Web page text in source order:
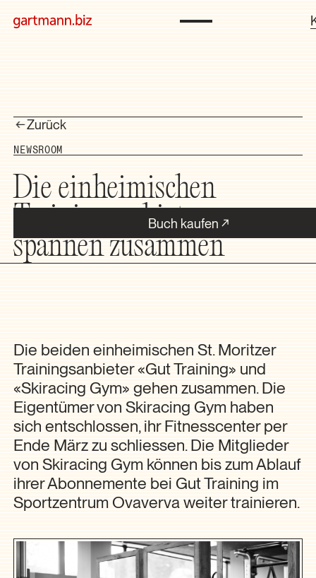
Buch kaufen
Zurück
NEWSROOM
Die einheimischen
Trainingsanbieter
spannen zusammen
Die beiden einheimischen St. Moritzer
Trainingsanbieter «Gut Training» und
«Skiracing Gym» gehen zusammen. Die
Eigentümer von Skiracing Gym haben
sich entschlossen, ihr Fitnesscenter per
Ende März zu schliessen. Die Mitglieder
von Skiracing Gym können bis zum Ablauf
ihrer Abonnemente bei Gut Training im
Sportzentrum Ovaverva weiter trainieren.